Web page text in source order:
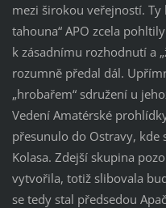
mezi širokou veřejností. Ty
tahouna“ APO zcela
k zásadnímu rozhodnutí a
rozumně předal dál.
„hrobařem“ sdružení u
Vedení Amatérské
přesunulo do Ostravy, kde
Kolasa. Zdejší skupina
vytvořila, totiž slibovala
se tedy stal předsedou